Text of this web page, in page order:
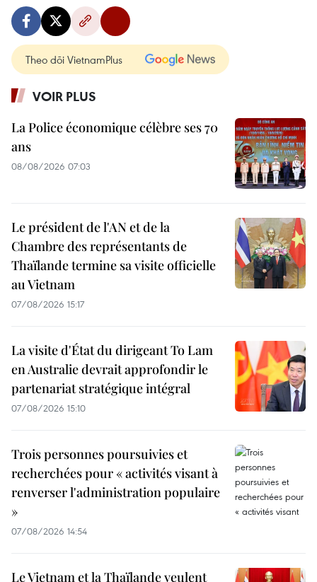
Theo dõi VietnamPlus
VOIR PLUS
La Police économique célèbre ses 70
ans
08/08/2026 07:03
Le président de l'AN et de la
Chambre des représentants de
Thaïlande termine sa visite officielle
au Vietnam
07/08/2026 15:17
La visite d'État du dirigeant To Lam
en Australie devrait approfondir le
partenariat stratégique intégral
07/08/2026 15:10
Trois personnes poursuivies et
recherchées pour « activités visant à
renverser l'administration populaire
»
07/08/2026 14:54
Le Vietnam et la Thaïlande veulent